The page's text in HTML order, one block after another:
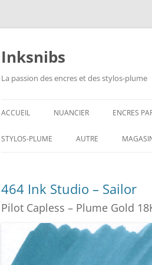
Aller
contenu
Inksnibs
La passion des encres et des stylos-plume
ACCUEIL NUANCIER ENCRES
ENCRES
ENCRES
ENCRES
ENCRES
ENCRES
STYLOS-PLUME AUTRE
CULINAIRE
464 Ink Studio – Sailor
Pilot Capless – Plume Gold